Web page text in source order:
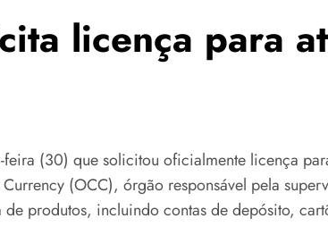
licença para
(30) que solicitou oficialmente licença
(OCC), órgão responsável pela
produtos, incluindo contas de depósito,